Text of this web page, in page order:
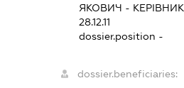
ЯКОВИЧ - КЕРІВНИК
28.12.11
dossier.position -
dossier.beneficiaries: